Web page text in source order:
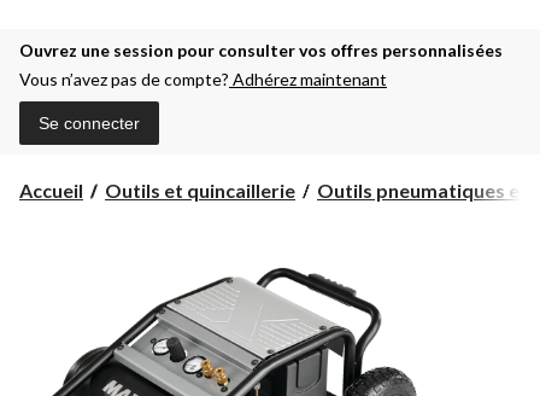
Ouvrez une session pour consulter vos offres personnalisées
Vous n’avez pas de compte? Adhérez maintenant
Se connecter
Accueil Outils et quincaillerie Outils pneumatiques et